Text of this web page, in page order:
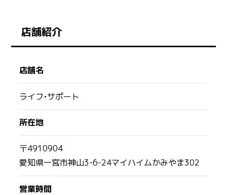
店舗紹介
店舗名
ライフ•サポート
所在地
〒4910904
愛知県一宮市神山3-6-24マイハイムかみやま302
営業時間